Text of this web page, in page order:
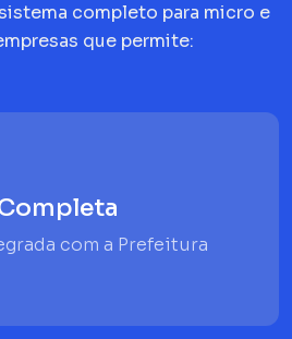
completo para micro e
que permite:
com a Prefeitura